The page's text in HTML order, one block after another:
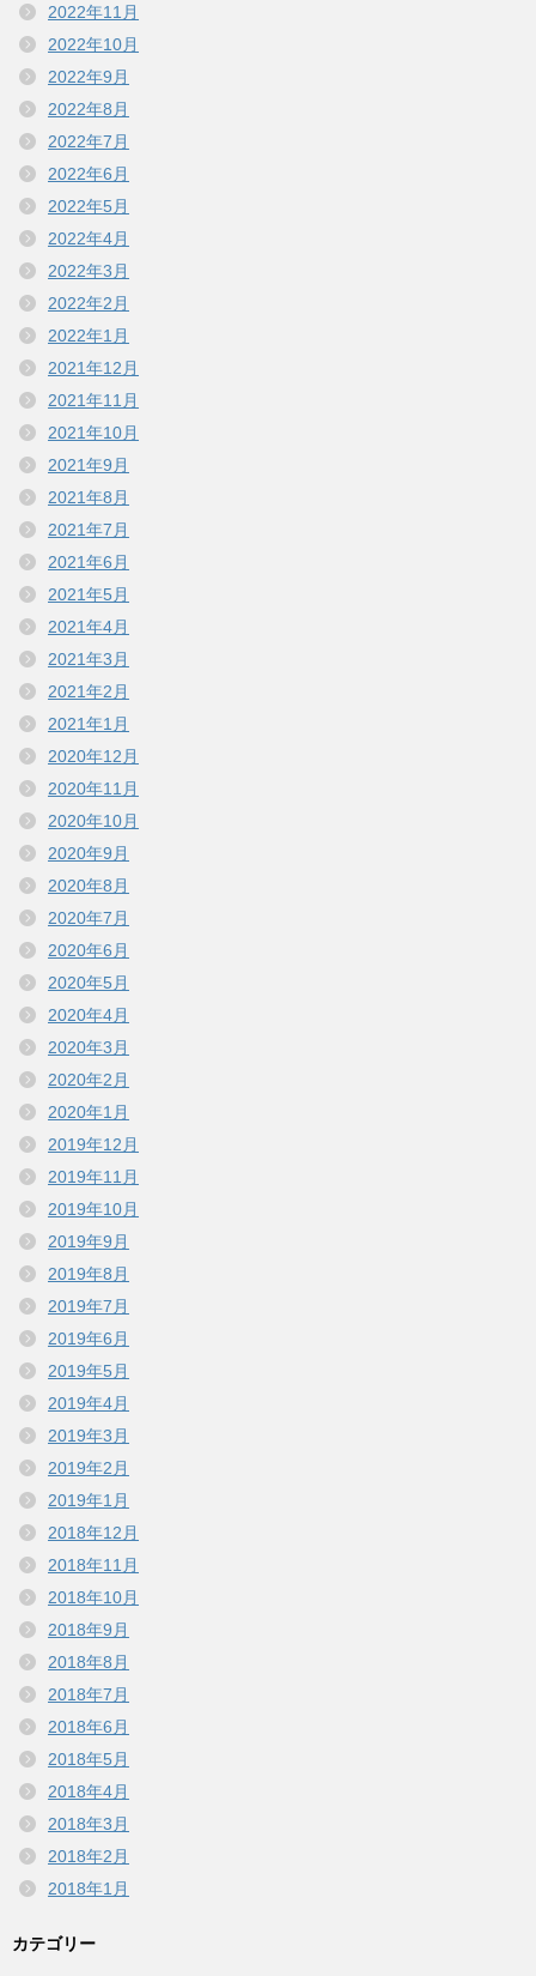
2022年11月
2022年10月
2022年9月
2022年8月
2022年7月
2022年6月
2022年5月
2022年4月
2022年3月
2022年2月
2022年1月
2021年12月
2021年11月
2021年10月
2021年9月
2021年8月
2021年7月
2021年6月
2021年5月
2021年4月
2021年3月
2021年2月
2021年1月
2020年12月
2020年11月
2020年10月
2020年9月
2020年8月
2020年7月
2020年6月
2020年5月
2020年4月
2020年3月
2020年2月
2020年1月
2019年12月
2019年11月
2019年10月
2019年9月
2019年8月
2019年7月
2019年6月
2019年5月
2019年4月
2019年3月
2019年2月
2019年1月
2018年12月
2018年11月
2018年10月
2018年9月
2018年8月
2018年7月
2018年6月
2018年5月
2018年4月
2018年3月
2018年2月
2018年1月
カテゴリー